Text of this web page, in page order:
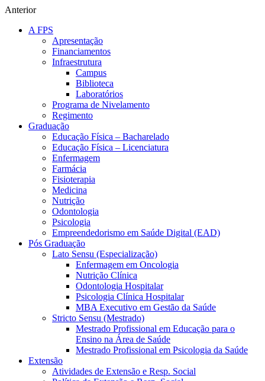
Anterior
A FPS
Apresentação
Financiamentos
Infraestrutura
Campus
Biblioteca
Laboratórios
Programa de Nivelamento
Regimento
Graduação
Educação Física – Bacharelado
Educação Física – Licenciatura
Enfermagem
Farmácia
Fisioterapia
Medicina
Nutrição
Odontologia
Psicologia
Empreendedorismo em Saúde Digital (EAD)
Pós Graduação
Lato Sensu (Especialização)
Enfermagem em Oncologia
Nutrição Clínica
Odontologia Hospitalar
Psicologia Clínica Hospitalar
MBA Executivo em Gestão da Saúde
Stricto Sensu (Mestrado)
Mestrado Profissional em Educação para o
Ensino na Área de Saúde
Mestrado Profissional em Psicologia da Saúde
Extensão
Atividades de Extensão e Resp. Social